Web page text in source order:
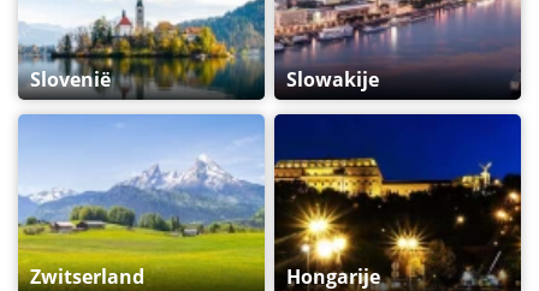
Slovenië Slowakije
Zwitserland Hongarije